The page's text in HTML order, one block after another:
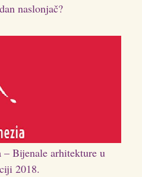
naslonjač?
Bijenale arhitekture u
2018.